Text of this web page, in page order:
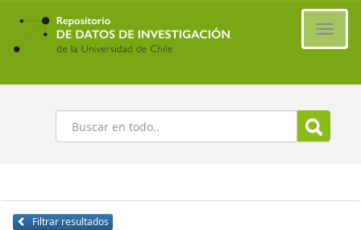
Ir
contenido
principal
Buscar
Filtrar resultados